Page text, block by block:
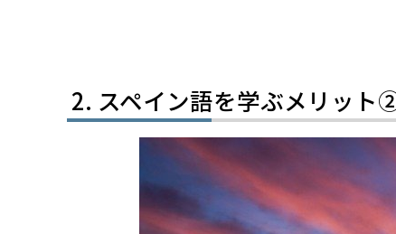
スペイン語を学ぶメリット